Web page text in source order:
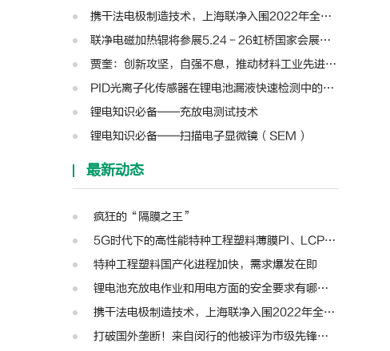
携干法电极制造技术，上海联净入围2022年全国颠覆性技术创新大赛
联净电磁加热辊将参展5.24－26虹桥国家会展中心第十三届模切展
贾奎：创新攻坚，自强不息，推动材料工业先进装备迈向新高度 | 高转先锋人物
PID光离子化传感器在锂电池漏液快速检测中的应用
锂电知识必备——充放电测试技术
锂电知识必备——扫描电子显微镜（SEM）
最新动态
疯狂的“隔膜之王”
5G时代下的高性能特种工程塑料薄膜PI、LCP、PTFE、PPS、PEEK、PEN
特种工程塑料国产化进程加快，需求爆发在即
锂电池充放电作业和用电方面的安全要求有哪些？
携干法电极制造技术，上海联净入围2022年全国颠覆性技术创新大赛
打破国外垄断！来自闵行的他被评为市级先锋人物